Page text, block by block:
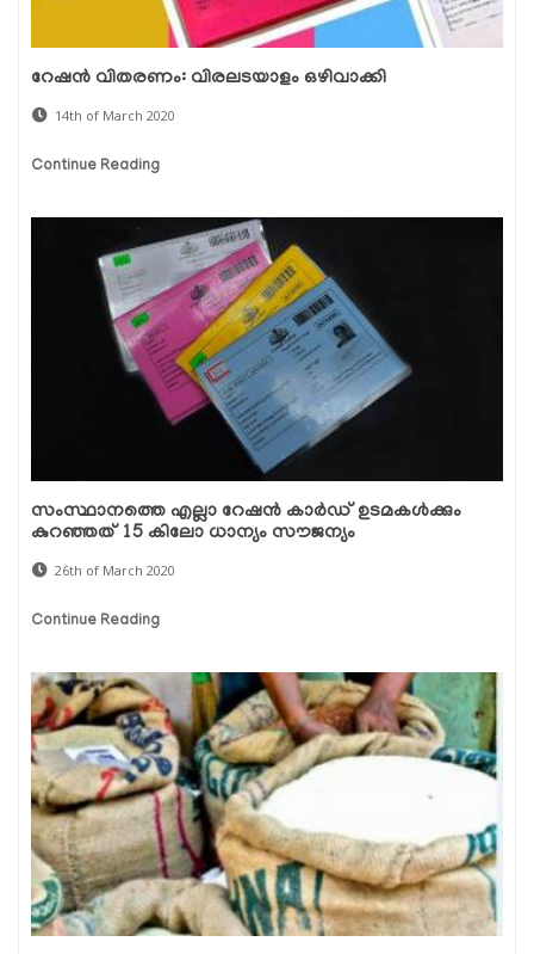
റേഷന്‍ വിതരണം: വിരലടയാളം ഒഴിവാക്കി
14th of March 2020
Continue Reading
സംസ്ഥാനത്തെ എല്ലാ റേഷന്‍ കാര്‍ഡ് ഉടമകള്‍ക്കും
കുറഞ്ഞത് 15 കിലോ ധാന്യം സൗജന്യം
26th of March 2020
Continue Reading